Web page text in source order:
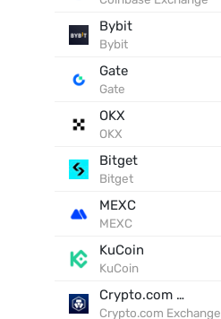
Bybit
Bybit
Gate
Gate
OKX
OKX
Bitget
Bitget
MEXC
MEXC
KuCoin
KuCoin
Crypto.com Exchange
Crypto.com Exchange